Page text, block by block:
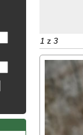
1 z 3